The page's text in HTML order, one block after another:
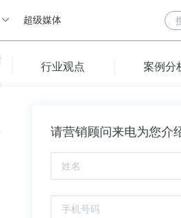
超级媒体
行业观点 案例分
请营销顾问来电为您介